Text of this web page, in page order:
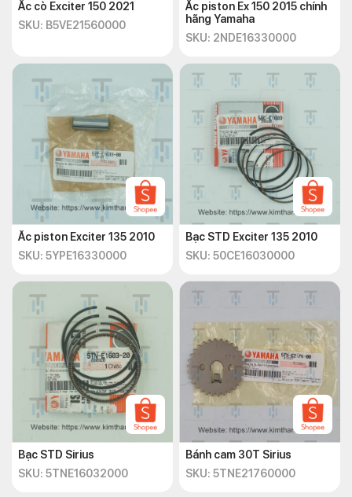
Ắc cò Exciter 150 2021
SKU: B5VE21560000
Ắc piston Ex 150 2015 chính
hãng Yamaha
SKU: 2NDE16330000
Ắc piston Exciter 135 2010
SKU: 5YPE16330000
Bạc STD Exciter 135 2010
SKU: 50CE16030000
Bạc STD Sirius
SKU: 5TNE16032000
Bánh cam 30T Sirius
SKU: 5TNE21760000